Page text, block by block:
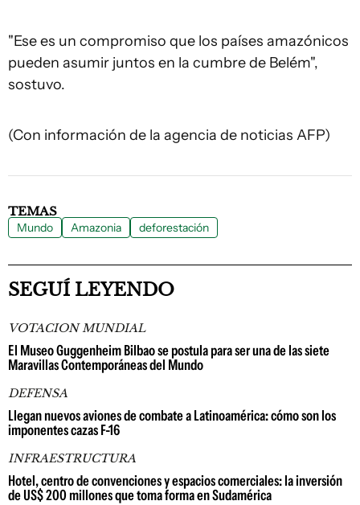
"Ese es un compromiso que los países amazónicos
pueden asumir juntos en la cumbre de Belém",
sostuvo.
(Con información de la agencia de noticias AFP)
TEMAS
Mundo Amazonia deforestación
SEGUÍ LEYENDO
VOTACION MUNDIAL
El Museo Guggenheim Bilbao se postula para ser una de las siete
Maravillas Contemporáneas del Mundo
DEFENSA
Llegan nuevos aviones de combate a Latinoamérica: cómo son los
imponentes cazas F-16
INFRAESTRUCTURA
Hotel, centro de convenciones y espacios comerciales: la inversión
de US$ 200 millones que toma forma en Sudamérica